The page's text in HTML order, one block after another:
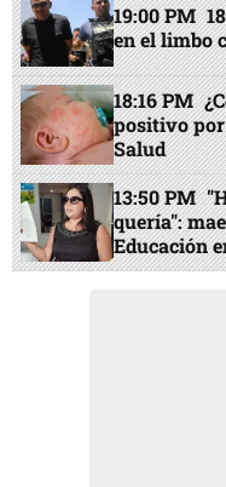
19:00 PM
en el limbo
18:16 PM
positivo por
Salud
13:50 PM
quería":
Educación